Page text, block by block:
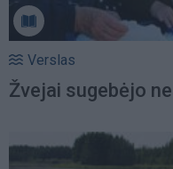
Verslas
Žvejai sugebėjo